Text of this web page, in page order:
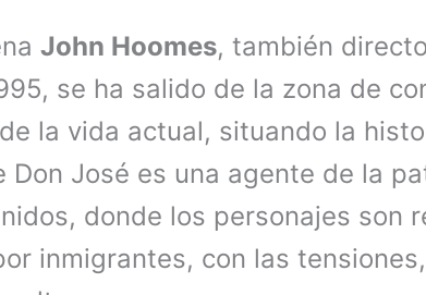
John Hoomes, también
se ha salido de la zona de
de la vida actual, situando la
José es una agente de la
donde los personajes son
inmigrantes, con las